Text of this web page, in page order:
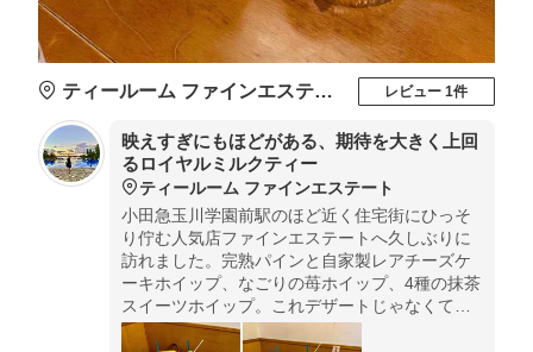
ティールーム ファインエステート レビュー 1件
映えすぎにもほどがある、期待を大きく上回
るロイヤルミルクティー
ティールーム ファインエステート
小田急玉川学園前駅のほど近く住宅街にひっそ
り佇む人気店ファインエステートへ久しぶりに
訪れました。完熟パインと自家製レアチーズケ
ーキホイップ、なごりの苺ホイップ、4種の抹茶
スイーツホイップ。これデザートじゃなくてド
リンクなんです。多種メニューありますがどれ